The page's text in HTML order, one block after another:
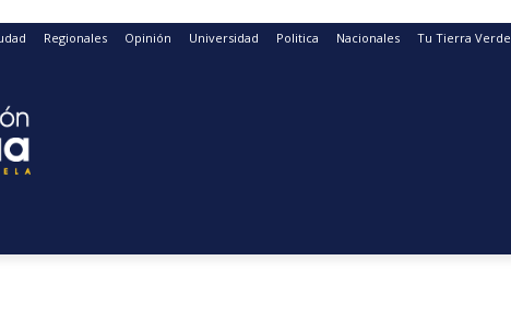
Regionales Opinión Universidad Politica Nacionales Tu Tierra Verde